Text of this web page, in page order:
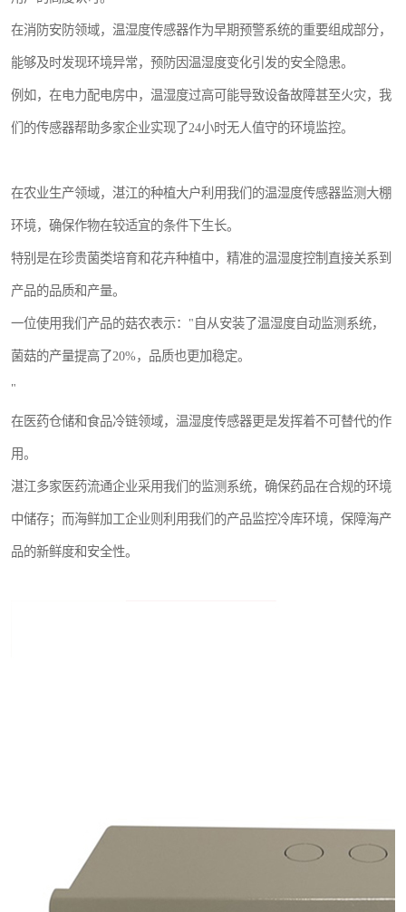
在消防安防领域，温湿度传感器作为早期预警系统的重要组成部分，
能够及时发现环境异常，预防因温湿度变化引发的安全隐患。
例如，在电力配电房中，温湿度过高可能导致设备故障甚至火灾，我
们的传感器帮助多家企业实现了24小时无人值守的环境监控。
在农业生产领域，湛江的种植大户利用我们的温湿度传感器监测大棚
环境，确保作物在较适宜的条件下生长。
特别是在珍贵菌类培育和花卉种植中，精准的温湿度控制直接关系到
产品的品质和产量。
一位使用我们产品的菇农表示："自从安装了温湿度自动监测系统，
菌菇的产量提高了20%，品质也更加稳定。
"
在医药仓储和食品冷链领域，温湿度传感器更是发挥着不可替代的作
用。
湛江多家医药流通企业采用我们的监测系统，确保药品在合规的环境
中储存；而海鲜加工企业则利用我们的产品监控冷库环境，保障海产
品的新鲜度和安全性。